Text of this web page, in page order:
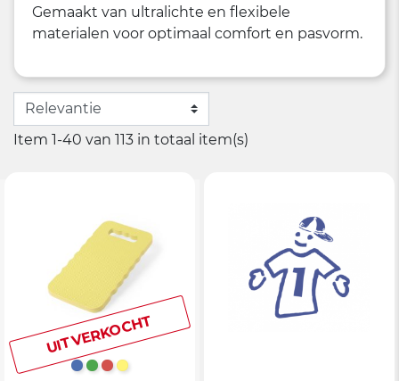
Gemaakt van ultralichte en flexibele
materialen voor optimaal comfort en pasvorm.
Item 1-40 van 113 in totaal item(s)
UITVERKOCHT
BLAUW
GROEN
ROOD
GEEL